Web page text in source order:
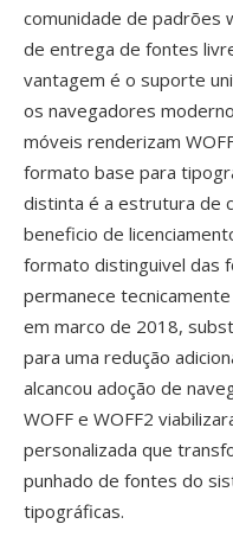
comunidade de padrões
de entrega de fontes
vantagem é o suporte
os navegadores
móveis renderizam
formato base para
distinta é a estrutura de
beneficio de
formato distinguivel das
permanece
em marco de 2018,
para uma redução
alcancou adoção de
WOFF e WOFF2
personalizada que
punhado de fontes do
tipográficas.